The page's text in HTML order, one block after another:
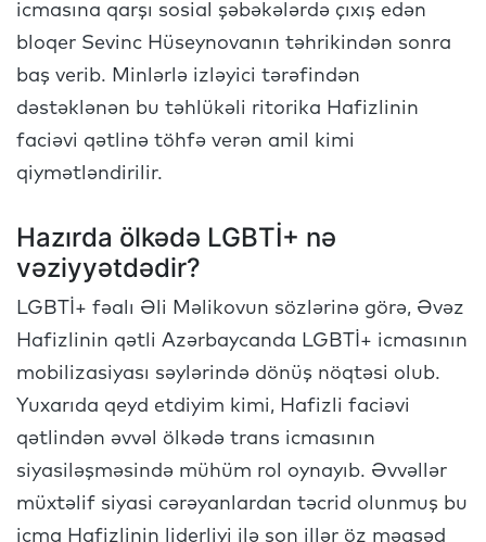
icmasına qarşı sosial şəbəkələrdə çıxış edən
bloqer Sevinc Hüseynovanın təhrikindən sonra
baş verib. Minlərlə izləyici tərəfindən
dəstəklənən bu təhlükəli ritorika Hafizlinin
faciəvi qətlinə töhfə verən amil kimi
qiymətləndirilir.
Hazırda ölkədə LGBTİ+ nə
vəziyyətdədir?
LGBTİ+ fəalı Əli Məlikovun sözlərinə görə, Əvəz
Hafizlinin qətli Azərbaycanda LGBTİ+ icmasının
mobilizasiyası səylərində dönüş nöqtəsi olub.
Yuxarıda qeyd etdiyim kimi, Hafizli faciəvi
qətlindən əvvəl ölkədə trans icmasının
siyasiləşməsində mühüm rol oynayıb. Əvvəllər
müxtəlif siyasi cərəyanlardan təcrid olunmuş bu
icma Hafizlinin liderliyi ilə son illər öz məqsəd